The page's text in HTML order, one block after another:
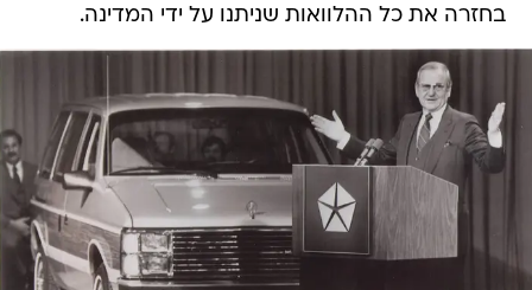
בחזרה את כל ההלוואות שניתנו על ידי המדינה.